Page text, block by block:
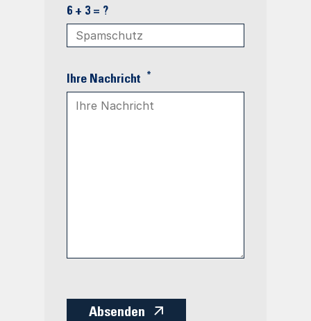
6 + 3 = ?
Ihre Nachricht *
Absenden